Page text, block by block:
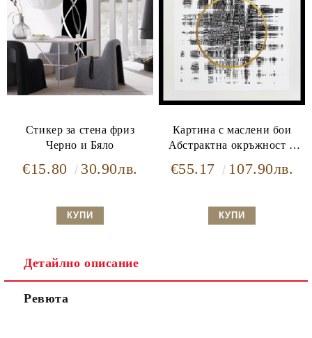
Стикер за стена фриз
Черно и Бяло
€15.80 30.90лв.
Картина с маслени бои
Абстрактна окръжност в
€55.17 107.90лв.
Детайлно описание
Ревюта